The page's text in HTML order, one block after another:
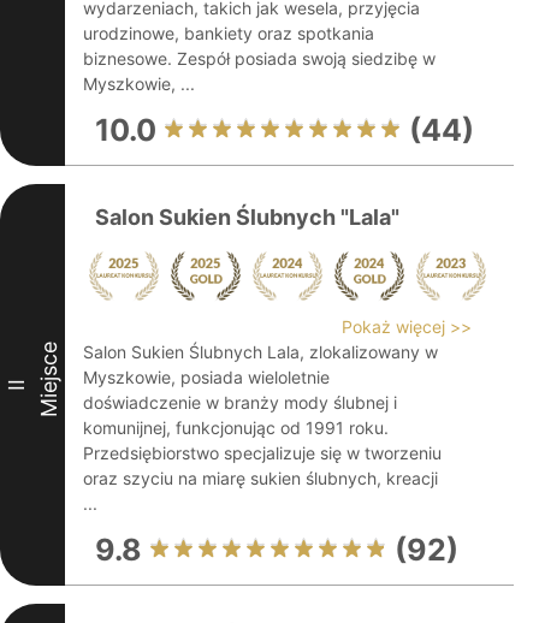
wydarzeniach, takich jak wesela, przyjęcia
urodzinowe, bankiety oraz spotkania
biznesowe. Zespół posiada swoją siedzibę w
Myszkowie, ...
10.0 (44)
II Miejsce
Salon Sukien Ślubnych "Lala"
Pokaż więcej >>
Salon Sukien Ślubnych Lala, zlokalizowany w
Myszkowie, posiada wieloletnie
doświadczenie w branży mody ślubnej i
komunijnej, funkcjonując od 1991 roku.
Przedsiębiorstwo specjalizuje się w tworzeniu
oraz szyciu na miarę sukien ślubnych, kreacji
...
9.8 (92)